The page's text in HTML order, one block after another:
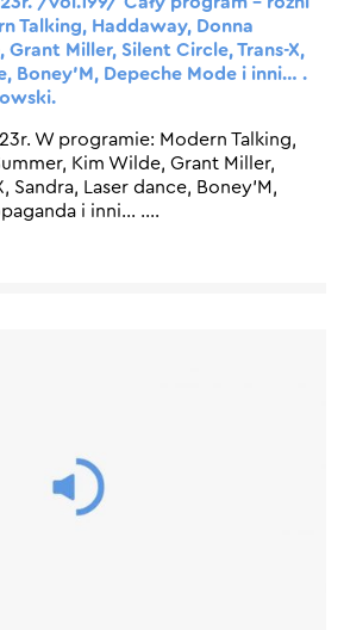
Talking, Haddaway, Donna
Grant Miller, Silent Circle, Trans-X,
Boney’M, Depeche Mode i inni… .
W programie: Modern Talking,
Kim Wilde, Grant Miller,
Sandra, Laser dance, Boney’M,
i inni… .…